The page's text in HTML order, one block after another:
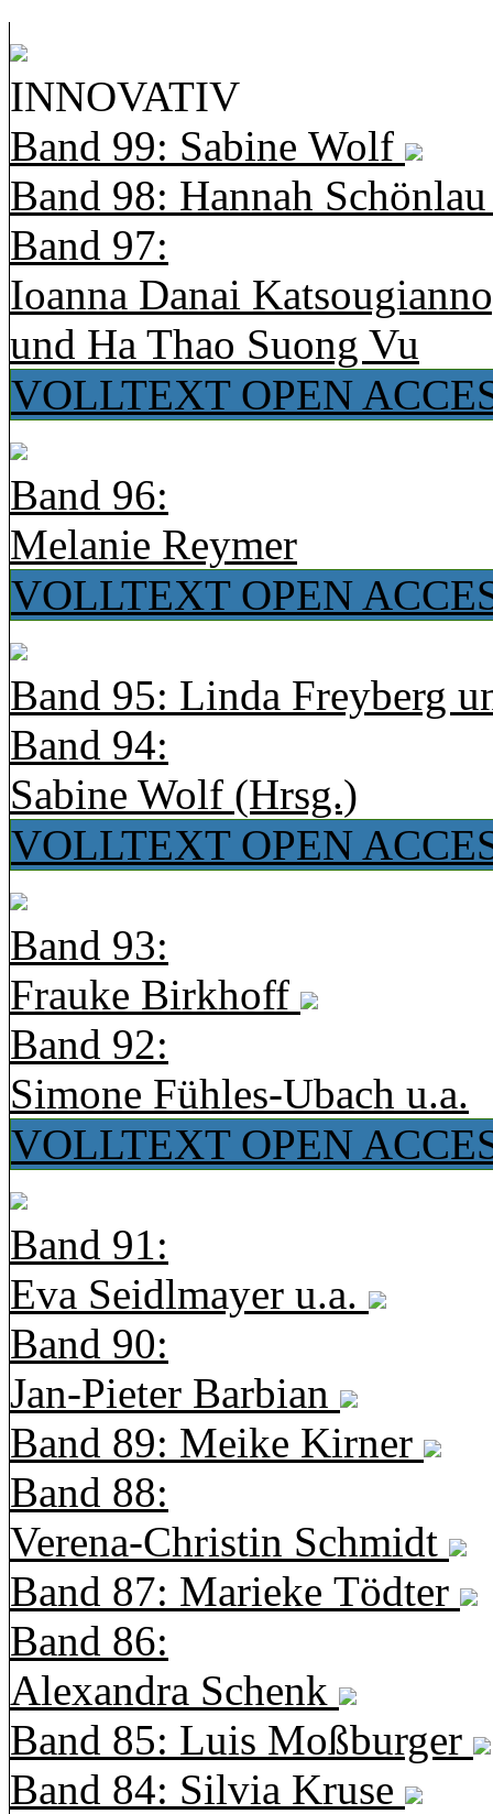
INNOVATIV
Band 99: Sabine Wolf
Band 98: Hannah
Band 97:
Ioanna Danai
und Ha Thao Suong Vu
VOLLTEXT OPEN
Band 96:
Melanie Reymer
VOLLTEXT OPEN
Band 95: Linda Freyberg
Band 94:
Sabine Wolf (Hrsg.)
VOLLTEXT OPEN
Band 93:
Frauke Birkhoff
Band 92:
Simone Fühles-Ubach u.a.
VOLLTEXT OPEN
Band 91:
Eva Seidlmayer u.a.
Band 90:
Jan-Pieter Barbian
Band 89: Meike Kirner
Band 88:
Verena-Christin Schmidt
Band 87: Marieke Tödter
Band 86:
Alexandra Schenk
Band 85: Luis Moßburger
Band 84: Silvia Kruse